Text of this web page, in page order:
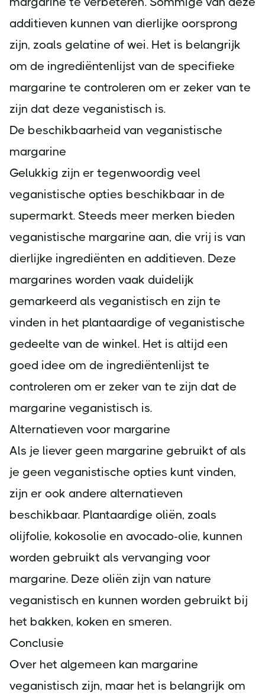
additieven kunnen van dierlijke oorsprong
zijn, zoals gelatine of wei. Het is belangrijk
om de ingrediëntenlijst van de specifieke
margarine te controleren om er zeker van te
zijn dat deze veganistisch is.
De beschikbaarheid van veganistische
margarine
Gelukkig zijn er tegenwoordig veel
veganistische opties beschikbaar in de
supermarkt. Steeds meer merken bieden
veganistische margarine aan, die vrij is van
dierlijke ingrediënten en additieven. Deze
margarines worden vaak duidelijk
gemarkeerd als veganistisch en zijn te
vinden in het plantaardige of veganistische
gedeelte van de winkel. Het is altijd een
goed idee om de ingrediëntenlijst te
controleren om er zeker van te zijn dat de
margarine veganistisch is.
Alternatieven voor margarine
Als je liever geen margarine gebruikt of als
je geen veganistische opties kunt vinden,
zijn er ook andere alternatieven
beschikbaar. Plantaardige oliën, zoals
olijfolie, kokosolie en avocado-olie, kunnen
worden gebruikt als vervanging voor
margarine. Deze oliën zijn van nature
veganistisch en kunnen worden gebruikt bij
het bakken, koken en smeren.
Conclusie
Over het algemeen kan margarine
veganistisch zijn, maar het is belangrijk om